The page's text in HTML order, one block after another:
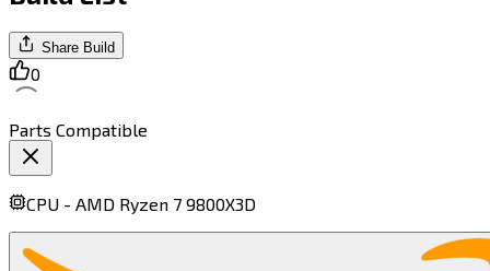
Share Build
0
Parts Compatible
CPU - AMD Ryzen 7 9800X3D​​​​‌ ‍ ​‍​‍‌‍ ‌ ​‍‌‍‍‌‌‍‌ ‌‍‍‌‌‍ ‍​‍​‍​ ‍‍​‍​‍‌ ​ ‌‍​‌‌‍ ‍‌‍‍‌‌ ‌​‌ ‍‌​‍ ‍‌‍‍‌‌‍ ​‍​‍​‍ ​​‍​‍‌‍‍​‌ ​‍‌‍‌‌‌‍‌‍​‍​‍​ ‍‍​‍​‍​‍ ‌‍​‌‌‍‌​‌‍ ‌‌‍‍‌‌‍ ‍​‍ ‌‍‍‌‌‍ ‍‌ ‌​‌‍‌‌‌‍ ‍‌ ‌​​‍ ‌‍‌‌‌‍‌​‌‍‍‌‌ ‌​​‍ ‌‍ ‌‌‍ ‌‍‌​‌‍‌‌​ ‌‌ ​​‌ ​‍‌‍‌‌‌ ​ ‌‍‌‌‌‍ ‍‌ ‌​‌‍​‌‌ ‌​‌‍‍‌‌‍ ‌‍ ‍​ ‍ ‌‍‍‌‌‍‌​​ ‌​ ​‍​ ‌‍‌‍​‌​ ‌‌‌‍​ ​ ‌‍​ ​ ​ ‌​​‍ ‌​ ​‍​ ‍​‌‍‌‍​ ‍‌​‍ ‌​ ‌​‌‍‌‍​ ‌‍​ ‌‌​‍ ‌‌‍​‍​ ​ ‌‍‌‌​ ‌‍​‍ ‌​ ​‌​ ‌​‌‍​‍​ ‍‌​ ​​‌‍​ ​ ‌‌​ ‍‌‌‍​‍​ ​​​ ‍‌‌‍​‌​ ‍ ‌ ‌​‌ ‍‌‌ ​​‌‍‌‌​ ‌‌‍​ ‌ ​​‌ ‌‌​ ‍ ‌ ​​‌‍​‌‌ ‌​‌‍‍​​ ‌‌‍ ‍‌‍​‌‌‍ ‌‌‍‌‌​ ‌‍​‍‌‍​‌‌ ​ ‌‍‌‌‌‌‌‌‌ ​‍‌‍ ​​ ‌​‍‌‌​ ​‍‌​‌‍‌‍​‌‌‍‌​‌‍ ‌‌‍‍‌‌‍ ‍​‍‌‍‌‍‍‌‌‍‌​​ ‌​ ​‍​ ‌‍‌‍​‌​ ‌‌‌‍​ ​ ‌‍​ ​ ​ ‌​​‍ ‌​ ​‍​ ‍​‌‍‌‍​ ‍‌​‍ ‌​ ‌​‌‍‌‍​ ‌‍​ ‌‌​‍ ‌‌‍​‍​ ​ ‌‍‌‌​ ‌‍​‍ ‌​ ​‌​ ‌​‌‍​‍​ ‍‌​ ​​‌‍​ ​ ‌‌​ ‍‌‌‍​‍​ ​​​ ‍‌‌‍​‌​‍‌‍‌ ‌​‌ ‍‌‌ ​​‌‍‌‌​ ‌‌‍​ ‌ ​​‌ ‌‌​‍‌‍‌ ​​‌‍​‌‌ ‌​‌‍‍​​ ‌‌‍ ‍‌‍​‌‌‍ ‌‌‍‌‌​‍‌‍‌ ​​‌‍‌‌‌ ​‍‌ ​ ‌ ​​‌‍‌‌‌‍​ ‌ ‌​‌‍‍‌‌ ‌‍‌‍‌‌​ ‌‌ ​​‌ ‌‌‌‍​‍‌‍ ​‌‍‍‌‌ ​ ‌‍‍​‌‍‌‌‌‍‌​​‍​‍‌ ‌